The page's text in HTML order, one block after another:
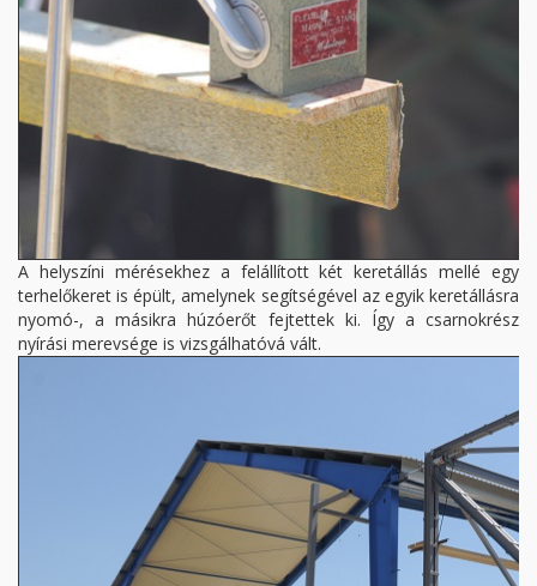
A helyszíni mérésekhez a felállított két keretállás mellé egy
terhelőkeret is épült, amelynek segítségével az egyik keretállásra
nyomó-, a másikra húzóerőt fejtettek ki. Így a csarnokrész
nyírási merevsége is vizsgálhatóvá vált.